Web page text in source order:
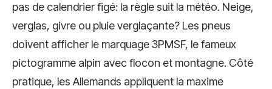
pas de calendrier figé: la règle suit la météo. Neige,
verglas, givre ou pluie verglaçante? Les pneus
doivent afficher le marquage 3PMSF, le fameux
pictogramme alpin avec flocon et montagne. Côté
pratique, les Allemands appliquent la maxime